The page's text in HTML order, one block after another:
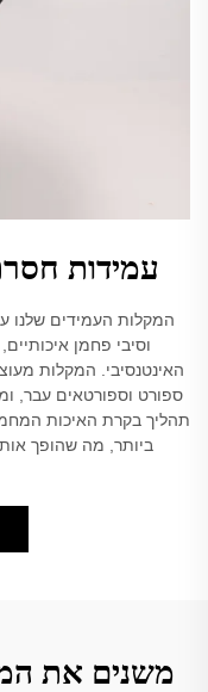
עמידות
המקלות העמידים שלנו
וסיבי פחמן
האינטנסיבי. המקלות
ספורט וספורטאים עבר,
תהליך בקרת האיכות
ביותר, מה שהופך
משנים את